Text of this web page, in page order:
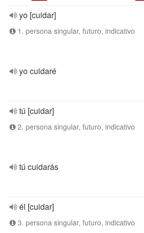
yo [cuidar]
1. persona singular, futuro, indicativo
yo cuidaré
tú [cuidar]
2. persona singular, futuro, indicativo
tú cuidarás
él [cuidar]
3. persona singular, futuro, indicativo